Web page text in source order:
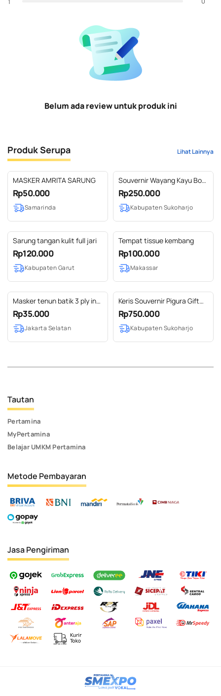
Belum ada review untuk produk ini
Produk Serupa Lihat Lainnya
MASKER AMRITA SARUNG
Rp50.000
Samarinda
Souvernir Wayang Kayu Box
Akrilik
Rp250.000
Kabupaten Sukoharjo
Sarung tangan kulit full jari
Rp120.000
Kabupaten Garut
Tempat tissue kembang
Rp100.000
Makassar
Masker tenun batik 3 ply in
pillow box
Rp35.000
Jakarta Selatan
Keris Souvernir Pigura Gift
Box
Rp750.000
Kabupaten Sukoharjo
Tautan
Pertamina
MyPertamina
Belajar UMKM Pertamina
Metode Pembayaran
Jasa Pengiriman